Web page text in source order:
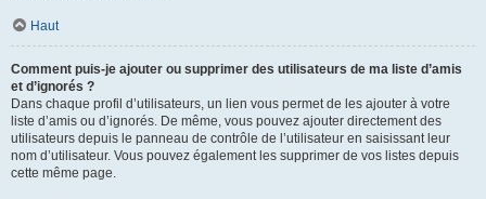
Haut
Comment puis-je ajouter ou supprimer des utilisateurs de ma liste d’amis
et d’ignorés ?
Dans chaque profil d’utilisateurs, un lien vous permet de les ajouter à votre
liste d’amis ou d’ignorés. De même, vous pouvez ajouter directement des
utilisateurs depuis le panneau de contrôle de l’utilisateur en saisissant leur
nom d’utilisateur. Vous pouvez également les supprimer de vos listes depuis
cette même page.